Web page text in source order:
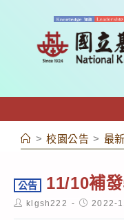
容
> 校園公告 > 最
公告 11/10補
Postklgsh222
Post2022-